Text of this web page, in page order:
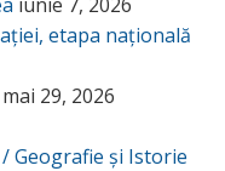
etapa națională
mai 29, 2026
Geografie și Istorie